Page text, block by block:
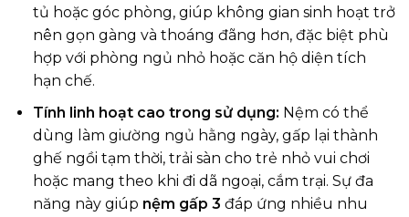
tủ hoặc góc phòng, giúp không gian sinh hoạt trở
nên gọn gàng và thoáng đãng hơn, đặc biệt phù
hợp với phòng ngủ nhỏ hoặc căn hộ diện tích
hạn chế.
Tính linh hoạt cao trong sử dụng: Nệm có thể
dùng làm giường ngủ hằng ngày, gấp lại thành
ghế ngồi tạm thời, trải sàn cho trẻ nhỏ vui chơi
hoặc mang theo khi đi dã ngoại, cắm trại. Sự đa
năng này giúp nệm gấp 3 đáp ứng nhiều nhu